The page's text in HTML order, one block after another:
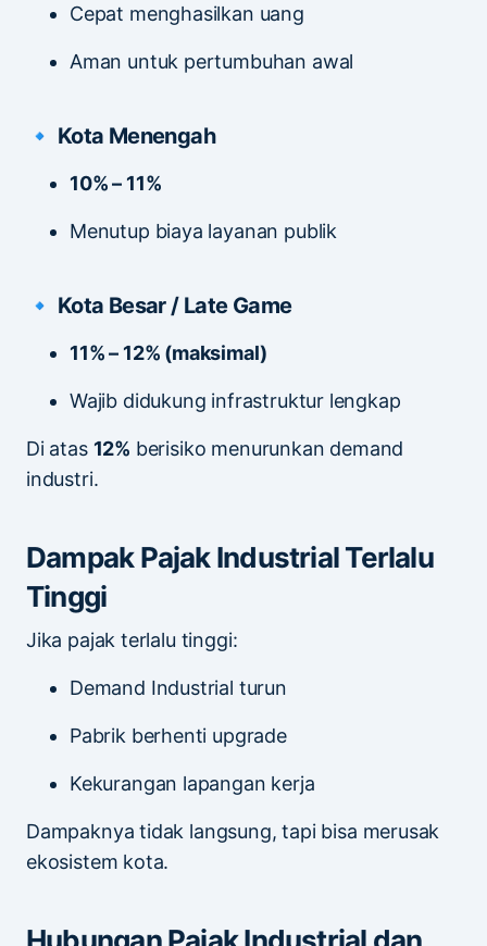
Cepat menghasilkan uang
Aman untuk pertumbuhan awal
🔹 Kota Menengah
10% – 11%
Menutup biaya layanan publik
🔹 Kota Besar / Late Game
11% – 12% (maksimal)
Wajib didukung infrastruktur lengkap
Di atas 12% berisiko menurunkan demand
industri.
Dampak Pajak Industrial Terlalu
Tinggi
Jika pajak terlalu tinggi:
Demand Industrial turun
Pabrik berhenti upgrade
Kekurangan lapangan kerja
Dampaknya tidak langsung, tapi bisa merusak
ekosistem kota.